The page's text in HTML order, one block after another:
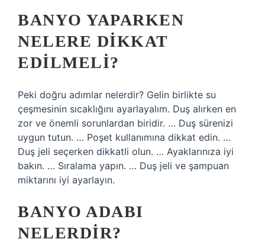
BANYO YAPARKEN
NELERE DIKKAT
EDILMELI?
Peki doğru adımlar nelerdir? Gelin birlikte su
çeşmesinin sıcaklığını ayarlayalım. Duş alırken en
zor ve önemli sorunlardan biridir. … Duş sürenizi
uygun tutun. … Poşet kullanımına dikkat edin. …
Duş jeli seçerken dikkatli olun. … Ayaklarınıza iyi
bakın. … Sıralama yapın. … Duş jeli ve şampuan
miktarını iyi ayarlayın.
BANYO ADABI
NELERDIR?